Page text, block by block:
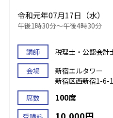
令和元年07月17日（水）
午後1時30分～午後4時30分
講師
税理士・公認会
会場
新宿エルタワー
新宿区西新宿1-6-
席数
100席
10,000円